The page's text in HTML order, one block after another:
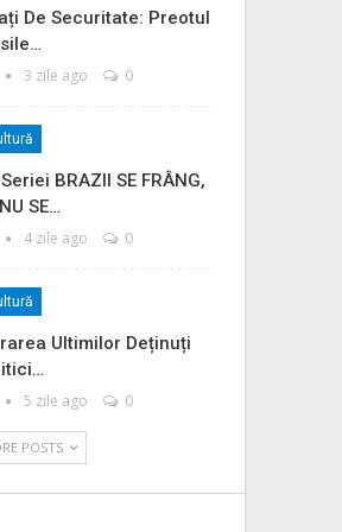
De Securitate: Preotul
3 zile ago 0
BRAZII SE FRÂNG,
SE…
4 zile ago 0
Ultimilor Deținuți
5 zile ago 0
POSTS